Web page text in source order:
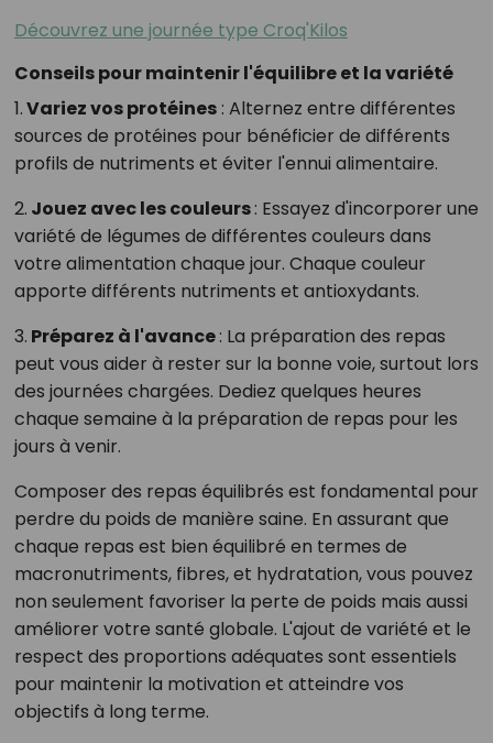
Découvrez une journée type Croq'Kilos
Conseils pour maintenir l'équilibre et la variété
1.Variez vos protéines: Alternez entre différentes
sources de protéines pour bénéficier de différents
profils de nutriments et éviter l'ennui alimentaire.
2. Jouez avec les couleurs: Essayez d'incorporer une
variété de légumes de différentes couleurs dans
votre alimentation chaque jour. Chaque couleur
apporte différents nutriments et antioxydants.
3. Préparez à l'avance: La préparation des repas
peut vous aider à rester sur la bonne voie, surtout lors
des journées chargées. Dediez quelques heures
chaque semaine à la préparation de repas pour les
jours à venir.
Composer des repas équilibrés est fondamental pour
perdre du poids de manière saine. En assurant que
chaque repas est bien équilibré en termes de
macronutriments, fibres, et hydratation, vous pouvez
non seulement favoriser la perte de poids mais aussi
améliorer votre santé globale. L'ajout de variété et le
respect des proportions adéquates sont essentiels
pour maintenir la motivation et atteindre vos
objectifs à long terme.